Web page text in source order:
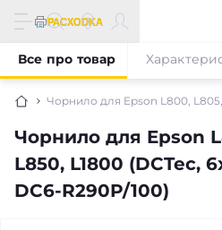
Чорнило для Epson L800, L805,
Чорнило для Epson
L850, L1800 (DCTec,
DC6-R290P/100)
Все про товар